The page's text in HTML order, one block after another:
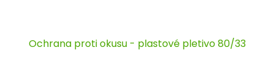
Ochrana proti okusu - plastové pletivo 80/33